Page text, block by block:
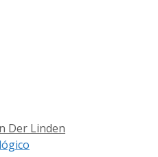
Der Linden